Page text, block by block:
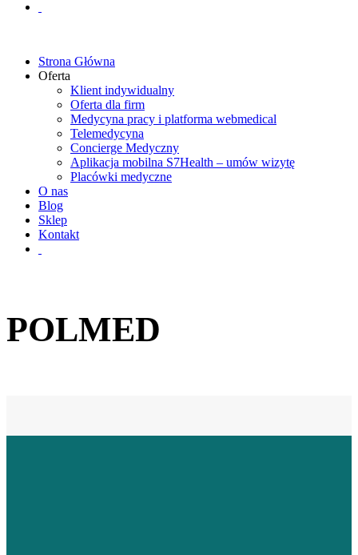
Strona Główna
Oferta
Klient indywidualny
Oferta dla firm
Medycyna pracy i platforma webmedical
Telemedycyna
Concierge Medyczny
Aplikacja mobilna S7Health – umów wizytę
Placówki medyczne
O nas
Blog
Sklep
Kontakt
POLMED